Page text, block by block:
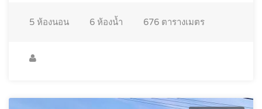
5 ห้องนอน 6 ห้องน้ำ 676 ตารางเมตร